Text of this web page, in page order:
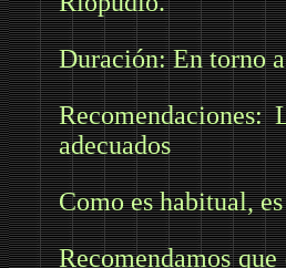
Duración: En torno
adecuados
Como es habitual,
Recomendamos